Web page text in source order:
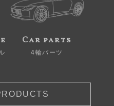
Car parts
4輪パーツ